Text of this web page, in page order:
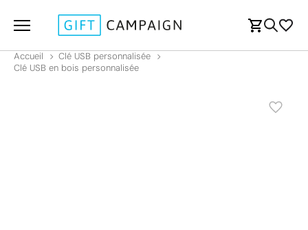
Accueil
Clé USB personnalisée
Clé USB en bois personnalisée